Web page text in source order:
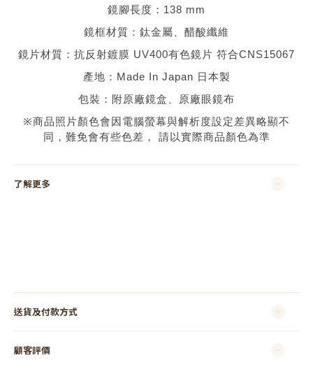
鏡腳長度： 138 mm
鏡框材質： 鈦金屬、醋酸纖維
鏡片材質： 抗反射鍍膜 UV400有色鏡片 符合CNS15067
產地： Made In Japan 日本製
包裝：附原廠鏡盒、原廠眼鏡布
※商品照片顏色會因電腦螢幕與解析度設定差異略顯不
同，難免會有些色差，
請以實際商品顏色為準
了解更多
送貨及付款方式
顧客評價